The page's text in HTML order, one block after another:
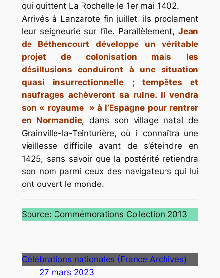
qui quittent La Rochelle le 1er mai 1402.
Arrivés à Lanzarote fin juillet, ils proclament
leur seigneurie sur l’île. Parallèlement,Jean
de Béthencourt développe un véritable
projet de colonisation mais les
désillusions conduiront à une situation
quasi insurrectionnelle ; tempêtes et
naufrages achèveront sa ruine. Il vendra
son « royaume » à l’Espagne pour rentrer
en Normandie, dans son village natal de
Grainville-la-Teinturière, où il connaîtra une
vieillesse difficile avant de s’éteindre en
1425, sans savoir que la postérité retiendra
son nom parmi ceux des navigateurs qui lui
ont ouvert le monde.
Source: Commémorations Collection 2013
Célébrations nationales (France Archives)
27 mars 2023